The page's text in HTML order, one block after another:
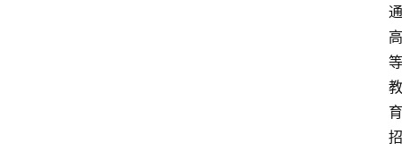
通
高
等
教
育
招